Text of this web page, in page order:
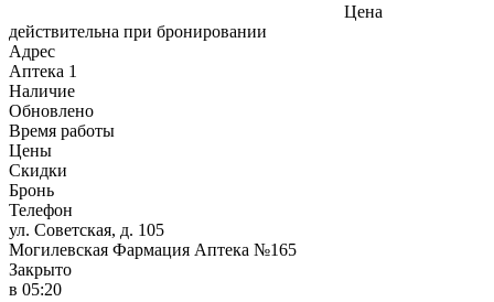
Цена
действительна при бронировании
Адрес
Аптека 1
Наличие
Обновлено
Время работы
Цены
Скидки
Бронь
Телефон
ул. Советская, д. 105
Могилевская Фармация Аптека №165
Закрыто
в 05:20